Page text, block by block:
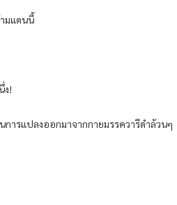
มแดนนี้
ง!
ารแปลงออกมาจากกายมรรควารีดำล้วนๆ